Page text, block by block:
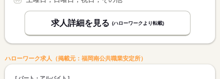
求人詳細を見る (ハローワークより転載)
ハローワーク求人（掲載元：福岡南公共職業安定所）
パート・アルバイト